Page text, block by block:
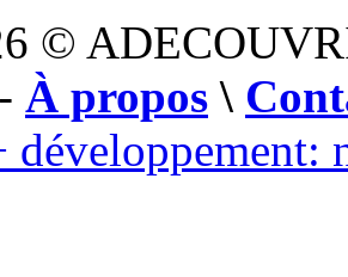
©
À propos \
développement: